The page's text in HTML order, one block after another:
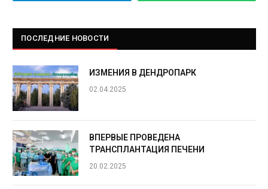
ПОСЛЕДНИЕ НОВОСТИ
ИЗМЕНИЯ В ДЕНДРОПАРК
02.04.2025
ВПЕРВЫЕ ПРОВЕДЕНА
ТРАНСПЛАНТАЦИЯ ПЕЧЕНИ
20.02.2025